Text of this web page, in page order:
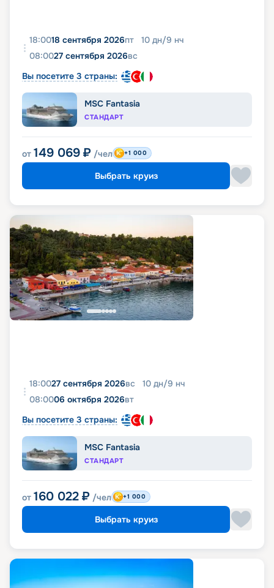
18:0018 сентября 2026пт 10 дн/9 нч
08:0027 сентября 2026вс
Вы посетите 3 страны:
MSC Fantasia
СТАНДАРТ
от 149 069 ₽ /чел +1 000
Выбрать круиз
18:0027 сентября 2026вс 10 дн/9 нч
08:0006 октября 2026вт
Вы посетите 3 страны:
MSC Fantasia
СТАНДАРТ
от 160 022 ₽ /чел +1 000
Выбрать круиз